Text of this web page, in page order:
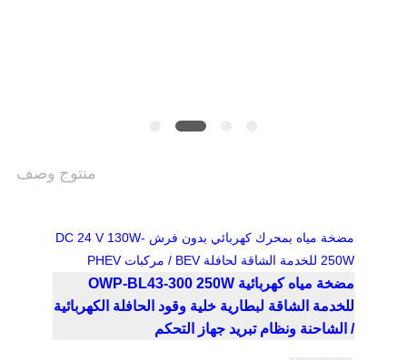
منتوج وصف
مضخة مياه بمحرك كهربائي بدون فرش DC 24 V 130W-
250W للخدمة الشاقة لحافلة BEV / مركبات PHEV
مضخة مياه كهربائية OWP-BL43-300 250W
للخدمة الشاقة لبطارية خلية وقود الحافلة الكهربائية
/ الشاحنة ونظام تبريد جهاز التحكم